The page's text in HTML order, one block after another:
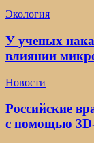
Экология
У ученых
влиянии
Новости
Российские
с помощью